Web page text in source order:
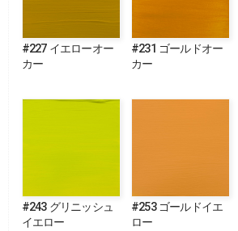
#227 イエローオー
カー
#231 ゴールドオー
カー
#243 グリニッシュ
イエロー
#253 ゴールドイエ
ロー